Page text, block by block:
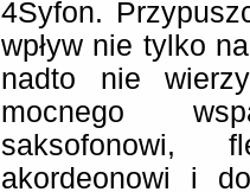
4Syfon.
wpływ nie tylko
nadto nie
mocnego
saksofonowi,
akordeonowi i